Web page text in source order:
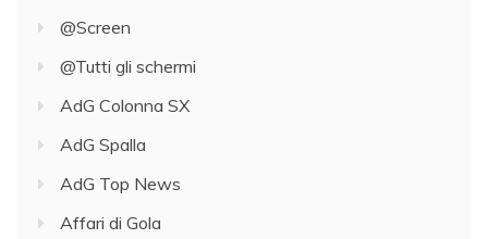
@Screen
@Tutti gli schermi
AdG Colonna SX
AdG Spalla
AdG Top News
Affari di Gola